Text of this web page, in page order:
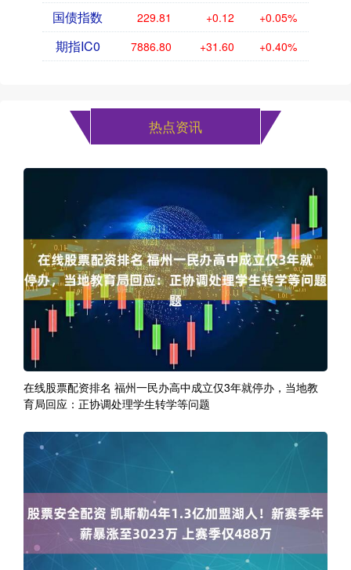
国债指数 229.81 +0.12 +0.05%
期指IC0 7886.80 +31.60 +0.40%
热点资讯
在线股票配资排名 福州一民办高中成立仅3年就停办，当地教
育局回应：正协调处理学生转学等问题